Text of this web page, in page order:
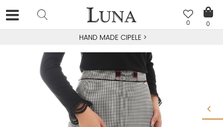
0
0
HAND MADE CIPELE >